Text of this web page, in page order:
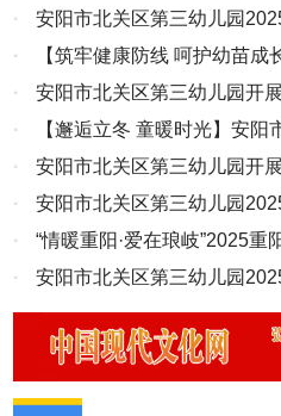
产，损失仍在持续并无限扩大。 就淳安县人民法院作出的损害市场
主体合法权益的错误裁定，为了掩
们一方面通过法律规定途径提起异
一方面通过浙江政务服务网“民呼
县纪检委、政法委、检察院、信访
证申请，大部分无答复、有的也是
形式、无人敢管无人愿管，我们所
业合法权益被长期侵害无法得到维护。 关于永金公司50万
违法扣押、冻结的问题，案外人采
复查时撤销法院的信访答复意见，
见。于是，淳安法院又以告知书
新生态
·
安阳市北关区第三幼儿园
·
【筑牢健康防线 呵护幼苗
开展2025年秋冬季传染病预防
·
安阳市北关区第三幼儿园开
列活动
·
【邂逅立冬 童暖时光】安
冬节气主题活动
·
安阳市北关区第三幼儿园开
·
安阳市北关区第三幼儿园
·
“情暖重阳·爱在琅岐”2025
共筑长者“平安·健康·快乐”佳节
· 安阳市北关区第三幼儿园